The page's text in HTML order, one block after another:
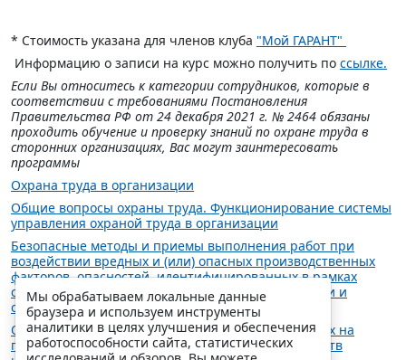
* Стоимость указана для членов клуба "Мой ГАРАНТ"
Информацию о записи на курс можно получить по ссылке.
Если Вы относитесь к категории сотрудников, которые в
соответствии с требованиями Постановления
Правительства РФ от 24 декабря 2021 г. № 2464 обязаны
проходить обучение и проверку знаний по охране труда в
сторонних организациях, Вас могут заинтересовать
программы
Охрана труда в организации
Общие вопросы охраны труда. Функционирование системы
управления охраной труда в организации
Безопасные методы и приемы выполнения работ при
воздействии вредных и (или) опасных производственных
факторов, опасностей, идентифицированных в рамках
системы управления охраной труда в организации и
оценки профессиональных рисков
Оказание первой помощи при несчастных случаях на
производстве.Использование (применение) средств
Мы обрабатываем локальные данные
браузера и используем инструменты
аналитики в целях улучшения и обеспечения
работоспособности сайта, статистических